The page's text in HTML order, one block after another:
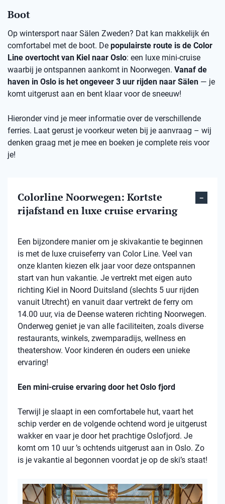
Boot
Op wintersport naar Sälen Zweden? Dat kan makkelijk én
comfortabel met de boot. De populairste route is de Color
Line overtocht van Kiel naar Oslo: een luxe mini-cruise
waarbij je ontspannen aankomt in Noorwegen. Vanaf de
haven in Oslo is het ongeveer 3 uur rijden naar Sälen — je
komt uitgerust aan en bent klaar voor de sneeuw!
Hieronder vind je meer informatie over de verschillende
ferries. Laat gerust je voorkeur weten bij je aanvraag – wij
denken graag met je mee en boeken je complete reis voor
je!
Colorline Noorwegen: Kortste
rijafstand en luxe cruise ervaring
Een bijzondere manier om je skivakantie te beginnen
is met de luxe cruiseferry van Color Line. Veel van
onze klanten kiezen elk jaar voor deze ontspannen
start van hun vakantie. Je vertrekt met eigen auto
richting Kiel in Noord Duitsland (slechts 5 uur rijden
vanuit Utrecht) en vanuit daar vertrekt de ferry om
14.00 uur, via de Deense wateren richting Noorwegen.
Onderweg geniet je van alle faciliteiten, zoals diverse
restaurants, winkels, zwemparadijs, wellness en
theatershow. Voor kinderen én ouders een unieke
ervaring!
Een mini-cruise ervaring door het Oslo fjord
Terwijl je slaapt in een comfortabele hut, vaart het
schip verder en de volgende ochtend word je uitgerust
wakker en vaar je door het prachtige Oslofjord. Je
komt om 10 uur ’s ochtends uitgerust aan in Oslo. Zo
is je vakantie al begonnen voordat je op de ski’s staat!